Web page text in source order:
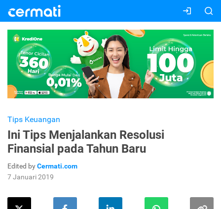
Tips Keuangan
Ini Tips Menjalankan Resolusi
Finansial pada Tahun Baru
Edited byCermati.com
7 Januari 2019